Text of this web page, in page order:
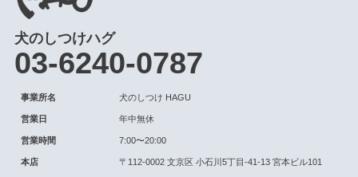
犬のしつけハグ
03-6240-0787
事業所名 犬のしつけ HAGU
営業日 年中無休
営業時間 7:00〜20:00
本店 〒112-0002 文京区 小石川5丁目-41-13 宮本ビル101